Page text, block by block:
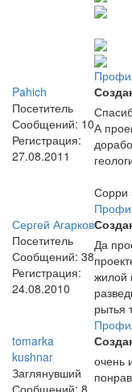
Pahich
Посетитель
Сообщений: 10
Регистрация:
27.08.2011
А
Сорри
Сергей Агарков
Посетитель
Сообщений: 38
Регистрация:
24.08.2010
Да
жилой
рытья
tomarka
kushnar
Заглянувший
Сообщений: 8
очень